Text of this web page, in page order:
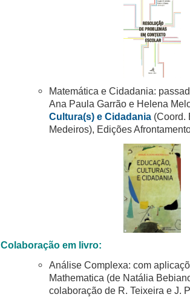
Matemática e Cidadania:
Ana Paula Garrão e Helena
Cultura(s) e Cidadania (Coord.
Medeiros), Edições
Colaboração em livro:
Análise Complexa: com
Mathematica (de Natália
colaboração de R. Teixeira e J.